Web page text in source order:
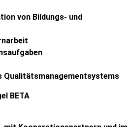
von Bildungs- und
Qualitätsmanagementsystems
BETA